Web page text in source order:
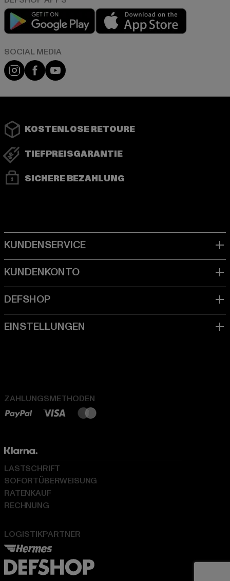
Play market
Instagram
FacebookYouTube
KOSTENLOSE RETOURE
TIEFPREISGARANTIE
SICHERE BEZAHLUNG
ZAHLUNGSMETHODEN
LOGISTIKPARTNER
LASTSCHRIFT
SOFORTÜBERWEISUNG
RATENKAUF
RECHNUNG